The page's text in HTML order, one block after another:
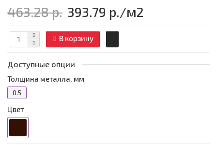
463.28 р. 393.79 р./м2
В корзину
Доступные опции
Толщина металла, мм
0.5
Цвет